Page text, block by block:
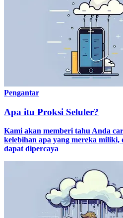
Pengantar
Apa itu Proksi Seluler?
Kami akan memberi tahu Anda
kelebihan apa yang mereka miliki,
dapat dipercaya